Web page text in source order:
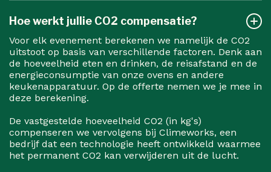
Hoe werkt jullie CO2 compensatie?
Voor elk evenement berekenen we namelijk de CO2
uitstoot op basis van verschillende factoren. Denk aan
de hoeveelheid eten en drinken, de reisafstand en de
energieconsumptie van onze ovens en andere
keukenapparatuur. Op de offerte nemen we je mee in
deze berekening.
De vastgestelde hoeveelheid CO2 (in kg's)
compenseren we vervolgens bij Climeworks, een
bedrijf dat een technologie heeft ontwikkeld waarmee
het permanent CO2 kan verwijderen uit de lucht.